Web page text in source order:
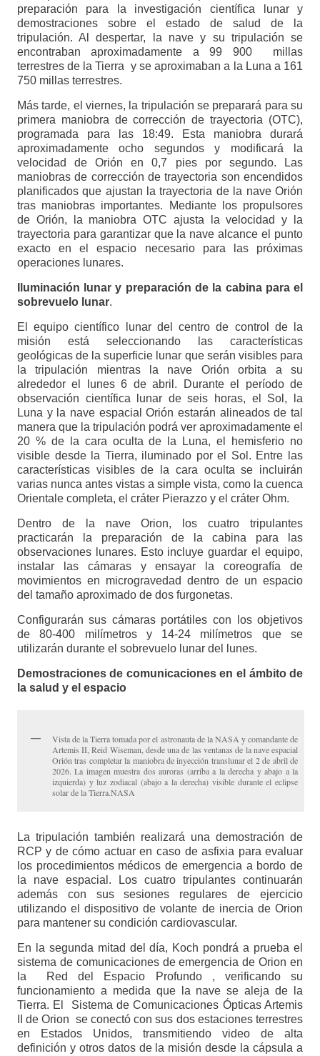
preparación para la investigación científica lunar y
demostraciones sobre el estado de salud de la
tripulación. Al despertar, la nave y su tripulación se
encontraban aproximadamente a 99 900 millas
terrestres de la Tierra y se aproximaban a la Luna a 161
750 millas terrestres.
Más tarde, el viernes, la tripulación se preparará para su
primera maniobra de corrección de trayectoria (OTC),
programada para las 18:49. Esta maniobra durará
aproximadamente ocho segundos y modificará la
velocidad de Orión en 0,7 pies por segundo. Las
maniobras de corrección de trayectoria son encendidos
planificados que ajustan la trayectoria de la nave Orión
tras maniobras importantes. Mediante los propulsores
de Orión, la maniobra OTC ajusta la velocidad y la
trayectoria para garantizar que la nave alcance el punto
exacto en el espacio necesario para las próximas
operaciones lunares.
Iluminación lunar y preparación de la cabina para el
sobrevuelo lunar.
El equipo científico lunar del centro de control de la
misión está seleccionando las características
geológicas de la superficie lunar que serán visibles para
la tripulación mientras la nave Orión orbita a su
alrededor el lunes 6 de abril. Durante el período de
observación científica lunar de seis horas, el Sol, la
Luna y la nave espacial Orión estarán alineados de tal
manera que la tripulación podrá ver aproximadamente el
20 % de la cara oculta de la Luna, el hemisferio no
visible desde la Tierra, iluminado por el Sol. Entre las
características visibles de la cara oculta se incluirán
varias nunca antes vistas a simple vista, como la cuenca
Orientale completa, el cráter Pierazzo y el cráter Ohm.
Dentro de la nave Orion, los cuatro tripulantes
practicarán la preparación de la cabina para las
observaciones lunares. Esto incluye guardar el equipo,
instalar las cámaras y ensayar la coreografía de
movimientos en microgravedad dentro de un espacio
del tamaño aproximado de dos furgonetas.
Configurarán sus cámaras portátiles con los objetivos
de 80-400 milímetros y 14-24 milímetros que se
utilizarán durante el sobrevuelo lunar del lunes.
Demostraciones de comunicaciones en el ámbito de
la salud y el espacio
Vista de la Tierra tomada por el astronauta de la NASA y comandante de
Artemis II, Reid Wiseman, desde una de las ventanas de la nave espacial
Orión tras completar la maniobra de inyección translunar el 2 de abril de
2026. La imagen muestra dos auroras (arriba a la derecha y abajo a la
izquierda) y luz zodiacal (abajo a la derecha) visible durante el eclipse
solar de la Tierra.NASA
La tripulación también realizará una demostración de
RCP y de cómo actuar en caso de asfixia para evaluar
los procedimientos médicos de emergencia a bordo de
la nave espacial. Los cuatro tripulantes continuarán
además con sus sesiones regulares de ejercicio
utilizando el dispositivo de volante de inercia de Orion
para mantener su condición cardiovascular.
En la segunda mitad del día, Koch pondrá a prueba el
sistema de comunicaciones de emergencia de Orion en
la Red del Espacio Profundo , verificando su
funcionamiento a medida que la nave se aleja de la
Tierra. El Sistema de Comunicaciones Ópticas Artemis
II de Orion se conectó con sus dos estaciones terrestres
en Estados Unidos, transmitiendo video de alta
definición y otros datos de la misión desde la cápsula a